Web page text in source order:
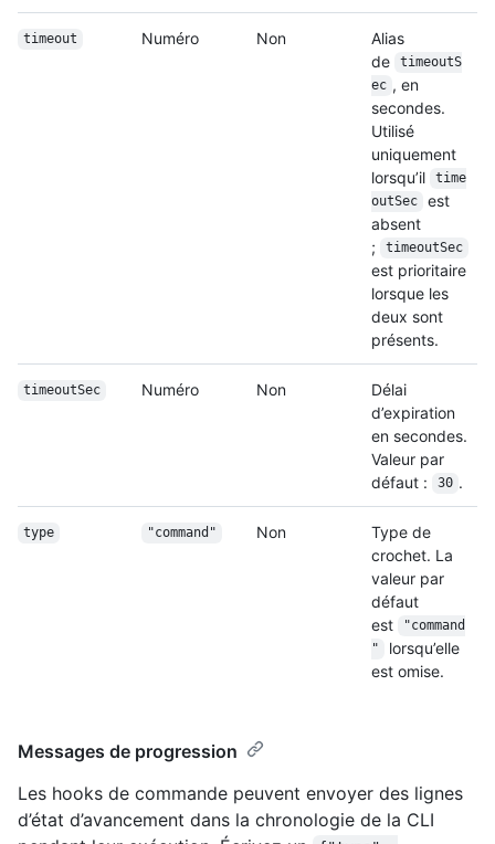
timeout Numéro Non
Alias
de
timeoutS
ec , en
secondes.
Utilisé
uniquement
lorsqu’il
time
outSec
est
absent
;
timeoutSec
est prioritaire
lorsque les
deux sont
présents.
timeoutSec Numéro Non
Délai
d’expiration
en secondes.
Valeur par
défaut :
30 .
type "command" Non
Type de
crochet. La
valeur par
défaut
est
"command
"
lorsqu’elle
est omise.
Messages de progression
Les hooks de commande peuvent envoyer des lignes
d’état d’avancement dans la chronologie de la CLI